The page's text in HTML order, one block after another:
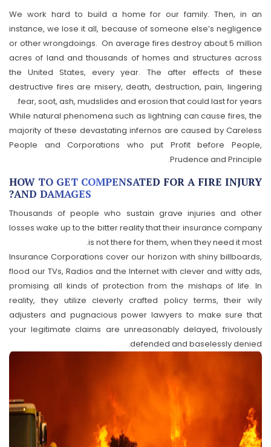
We work hard to build a home for our family. Then, in an
instance, we lose it all, because of someone else’s negligence
or other wrongdoings. On average fires destroy about 5 million
acres of land and thousands of homes and structures across
the United States, every year. The after effects of these
destructive fires are misery, death, destruction, pain, lingering
fear, soot, ash, mudslides and erosion that could last for years.
While natural phenomena such as lightning can cause fires, the
majority of these devastating infernos are caused by Careless
People and Corporations who put Profit before People,
Prudence and Principle.
HOW TO GET COMPENSATED FOR A FIRE INJURY
AND DAMAGES?
Thousands of people who sustain grave injuries and other
losses wake up to the bitter reality that their insurance company
is not there for them, when they need it most.
Insurance Corporations cover our horizon with shiny billboards,
flood our TVs, Radios and the Internet with clever and witty ads,
promising all kinds of protection from the mishaps of life. In
reality, they utilize cleverly crafted policy terms, their wily
adjusters and pugnacious power lawyers to make sure that
your legitimate claims are unreasonably delayed, frivolously
defended and baselessly denied.